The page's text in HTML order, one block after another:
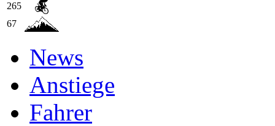
265
67
News
Anstiege
Fahrer